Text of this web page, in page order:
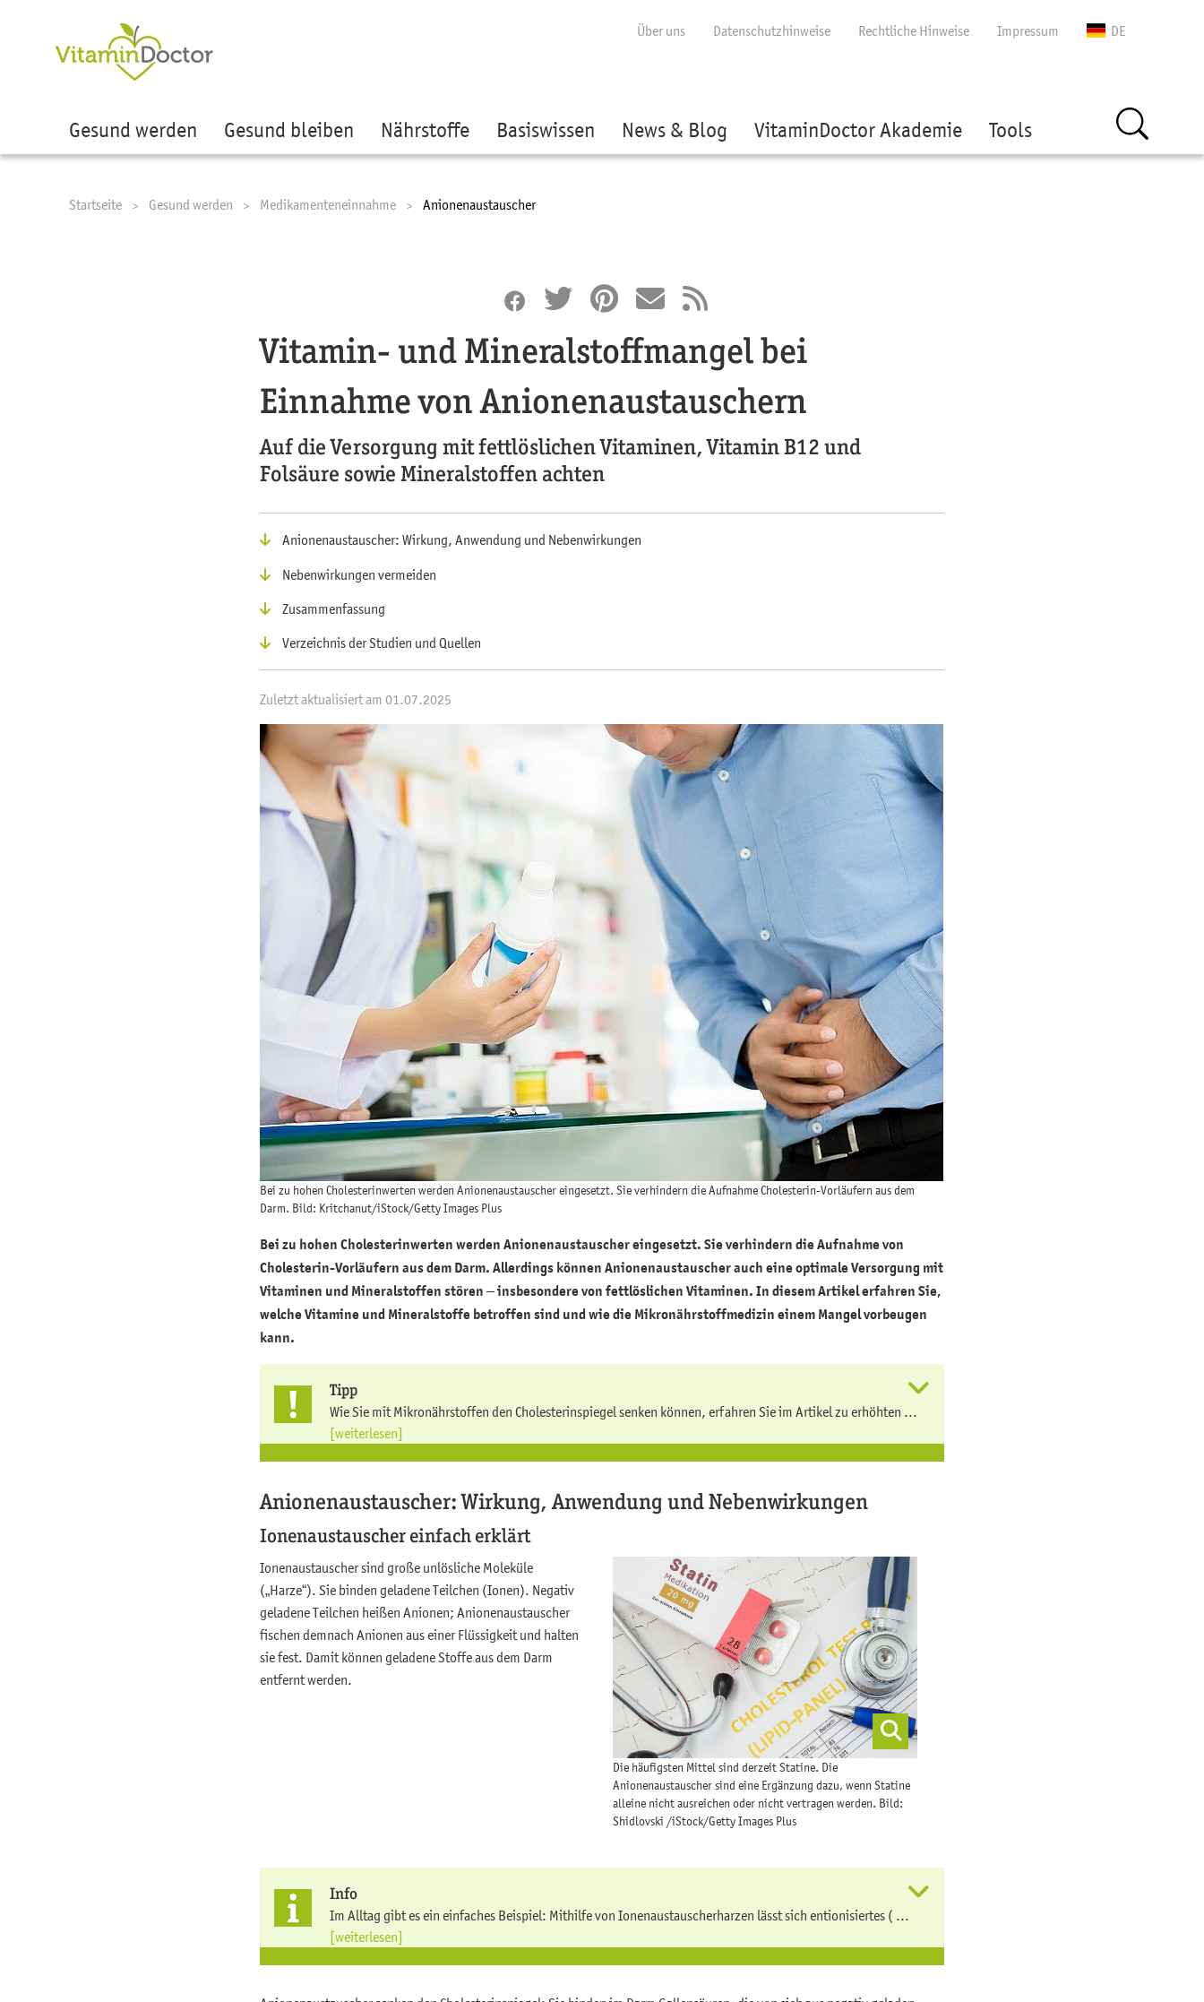
Über uns
Datenschutzhinweise Rechtliche Hinweise Impressum DE
Gesund werden Gesund bleiben Nährstoffe Basiswissen News & Blog VitaminDoctor Akademie Tools
Startseite Gesund werden Medikamenteneinnahme Current:
Anionenaustauscher
Vitamin- und Mineralstoffmangel bei
Einnahme von Anionenaustauschern
Auf die Versorgung mit fettlöslichen Vitaminen, Vitamin B12 und
Folsäure sowie Mineralstoffen achten
Anionenaustauscher: Wirkung, Anwendung und Nebenwirkungen
Nebenwirkungen vermeiden
Zusammenfassung
Verzeichnis der Studien und Quellen
Zuletzt aktualisiert am 01.07.2025
Bei zu hohen Cholesterinwerten werden Anionenaustauscher eingesetzt. Sie verhindern die Aufnahme Cholesterin-Vorläufern aus dem
Darm. Bild: Kritchanut/iStock/Getty Images Plus
Bei zu hohen Cholesterinwerten werden Anionenaustauscher eingesetzt. Sie verhindern die Aufnahme von
Cholesterin-Vorläufern aus dem Darm. Allerdings können Anionenaustauscher auch eine optimale Versorgung mit
Vitaminen und Mineralstoffen stören – insbesondere von fettlöslichen Vitaminen. In diesem Artikel erfahren Sie,
welche Vitamine und Mineralstoffe betroffen sind und wie die Mikronährstoffmedizin einem Mangel vorbeugen
kann.
Tipp
Wie Sie mit Mikronährstoffen den Cholesterinspiegel senken können, erfahren Sie im Artikel zu erhöhten ...
[weiterlesen]
Anionenaustauscher: Wirkung, Anwendung und Nebenwirkungen
Ionenaustauscher einfach erklärt
Die häufigsten Mittel sind derzeit Statine. Die
Anionenaustauscher sind eine Ergänzung dazu, wenn Statine
alleine nicht ausreichen oder nicht vertragen werden. Bild:
Shidlovski /iStock/Getty Images Plus
Ionenaustauscher sind große unlösliche Moleküle
(„Harze“). Sie binden geladene Teilchen (Ionen). Negativ
geladene Teilchen heißen Anionen; Anionenaustauscher
fischen demnach Anionen aus einer Flüssigkeit und halten
sie fest. Damit können geladene Stoffe aus dem Darm
entfernt werden.
Info
Im Alltag gibt es ein einfaches Beispiel: Mithilfe von Ionenaustauscherharzen lässt sich entionisiertes ( ...
[weiterlesen]